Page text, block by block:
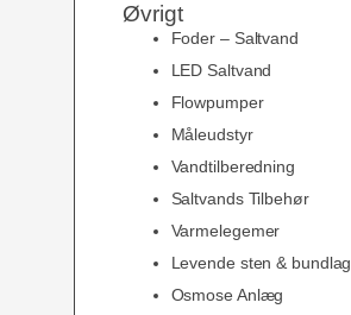
Øvrigt
Foder – Saltvand
LED Saltvand
Flowpumper
Måleudstyr
Vandtilberedning
Saltvands Tilbehør
Varmelegemer
Levende sten & bundlag
Osmose Anlæg